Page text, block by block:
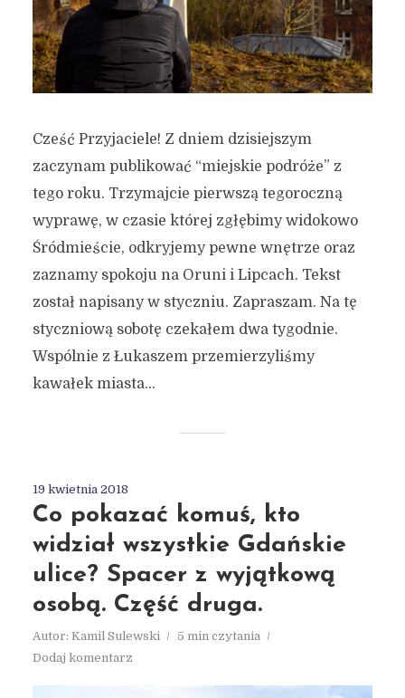
Cześć Przyjaciele! Z dniem dzisiejszym
zaczynam publikować “miejskie podróże” z
tego roku. Trzymajcie pierwszą tegoroczną
wyprawę, w czasie której zgłębimy widokowo
Śródmieście, odkryjemy pewne wnętrze oraz
zaznamy spokoju na Oruni i Lipcach. Tekst
został napisany w styczniu. Zapraszam. Na tę
styczniową sobotę czekałem dwa tygodnie.
Wspólnie z Łukaszem przemierzyliśmy
kawałek miasta...
19 kwietnia 2018
Co pokazać komuś, kto
widział wszystkie Gdańskie
ulice? Spacer z wyjątkową
osobą. Część druga.
Autor: Kamil Sulewski
5 min czytania
Dodaj komentarz